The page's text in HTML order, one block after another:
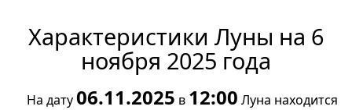
Характеристики Луны на 6
ноября 2025 года
На дату06.11.2025 в 12:00 Луна находится